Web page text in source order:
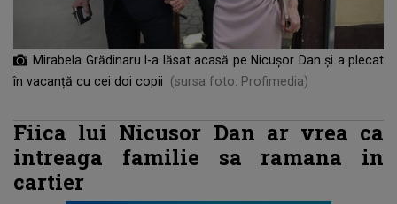
Mirabela Grădinaru l-a lăsat acasă pe Nicușor Dan și a plecat
în vacanță cu cei doi copii
(sursa foto: Profimedia)
Fiica lui Nicusor Dan ar vrea ca
intreaga familie sa ramana in
cartier